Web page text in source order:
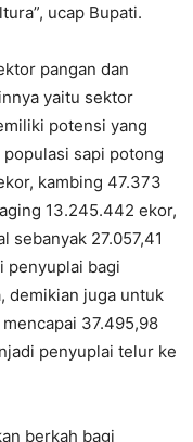
ucap Bupati.
pangan dan
yaitu sektor
potensi yang
sapi potong
kambing 47.373
13.245.442 ekor,
sebanyak 27.057,41
penyuplai bagi
demikian juga untuk
37.495,98
penyuplai telur ke
berkah bagi